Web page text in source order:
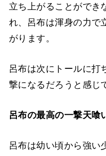
立ち上がることができ
れ、呂布は渾身の力で
がります。
呂布は次にトールに打
撃になるだろうと感じ
呂布の最高の一撃天喰
呂布は幼い頃から強い